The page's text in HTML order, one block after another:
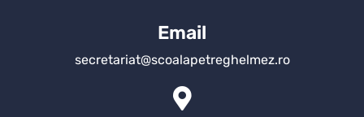
Email
secretariat@scoalapetreghelmez.ro